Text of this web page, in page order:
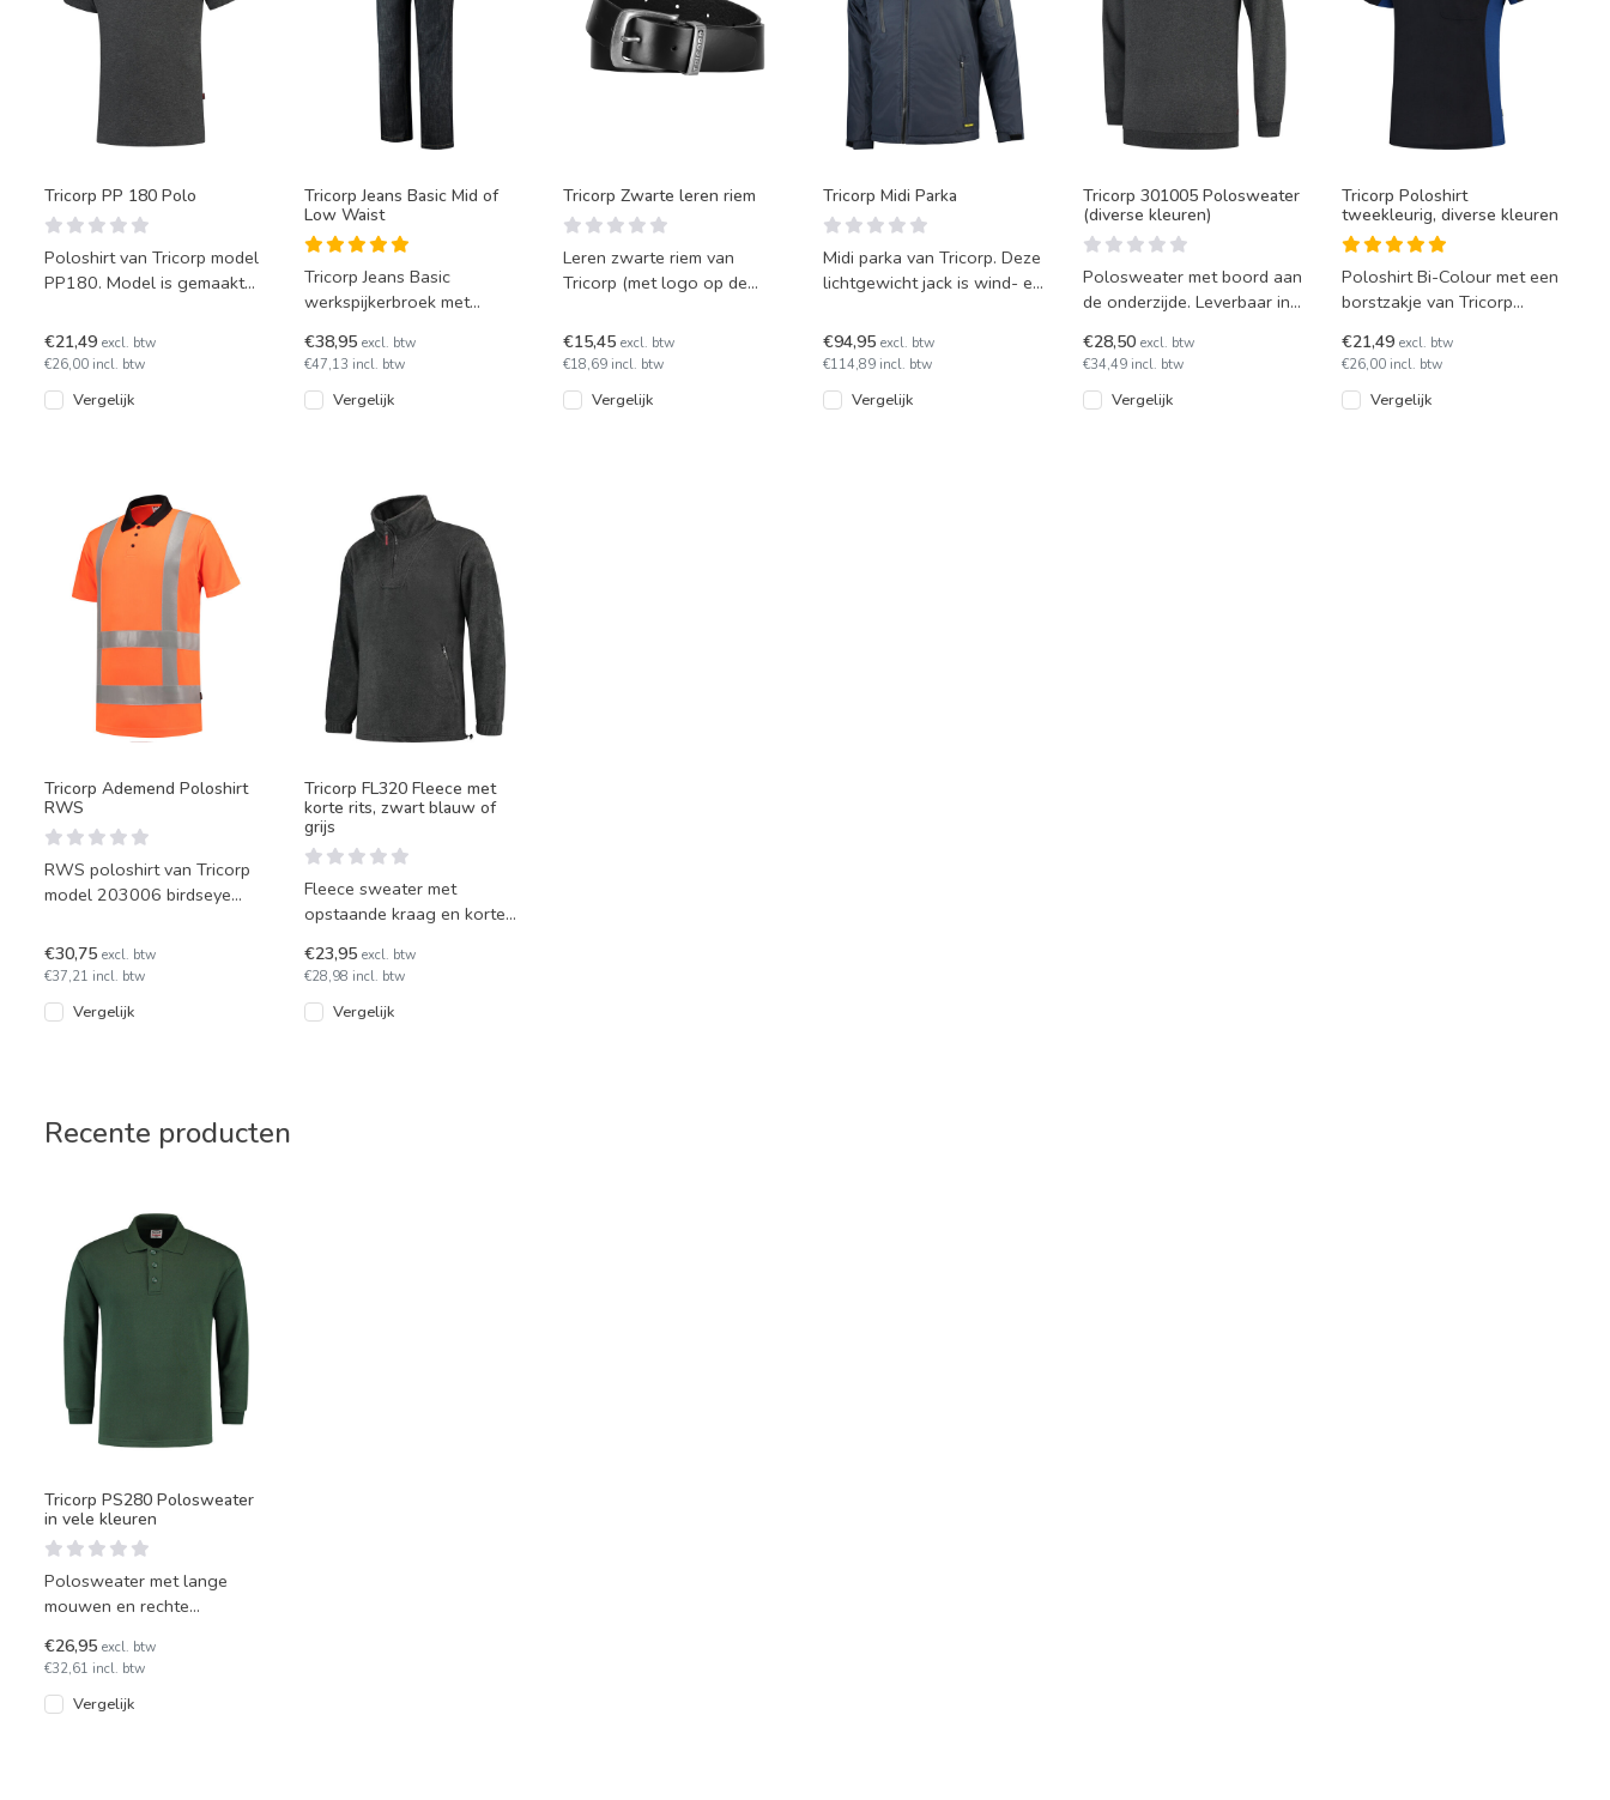
Tricorp PP 180 Polo
Poloshirt van Tricorp model
PP180. Model is gemaakt
katoen. De ideale werk
€21,49 excl. btw
€26,00 incl. btw
Vergelijk
Tricorp Jeans Basic Mid of
Low Waist
Tricorp Jeans Basic
werkspijkerbroek met
Moderne look en met
drievoudig ges
€38,95 excl. btw
€47,13 incl. btw
Vergelijk
Tricorp Zwarte leren riem
Leren zwarte riem van
Tricorp (met logo op de
werkbroeken van Tricorp.
€15,45excl. btw
€18,69 incl. btw
Vergelijk
Tricorp Midi Parka
Midi parka van Tricorp. Deze
lichtgewicht jack is wind- en
€94,95 excl. btw
€114,89 incl. btw
Vergelijk
Tricorp 301005 Polosweater
(diverse kleuren)
Polosweater met boord aan
de onderzijde. Leverbaar in
model PSB280 / 301005
€28,50 excl. btw
€34,49 incl. btw
Vergelijk
Tricorp Poloshirt
tweekleurig, diverse kleuren
Poloshirt Bi-Colour met een
borstzakje van Tricorp
tot en met maat 5XL le
€21,49excl. btw
€26,00 incl. btw
Vergelijk
Tricorp Ademend Poloshirt
RWS
RWS poloshirt van Tricorp
model 203006 birdseye
en krimpvast. Deze high vis
€30,75 excl. btw
€37,21 incl. btw
Vergelijk
Tricorp FL320 Fleece met
korte rits, zwart blauw of
grijs
Fleece sweater met
opstaande kraag en korte
€23,95 excl. btw
€28,98 incl. btw
Vergelijk
Recente producten
Tricorp PS280 Polosweater
in vele kleuren
Polosweater met lange
mouwen en rechte
PS280. Gemaakt van 60%
katoen en 40
€26,95 excl. btw
€32,61 incl. btw
Vergelijk